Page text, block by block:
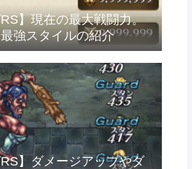
】現在の最大戦闘力。
強スタイルの紹介
】ダメージアップやダ